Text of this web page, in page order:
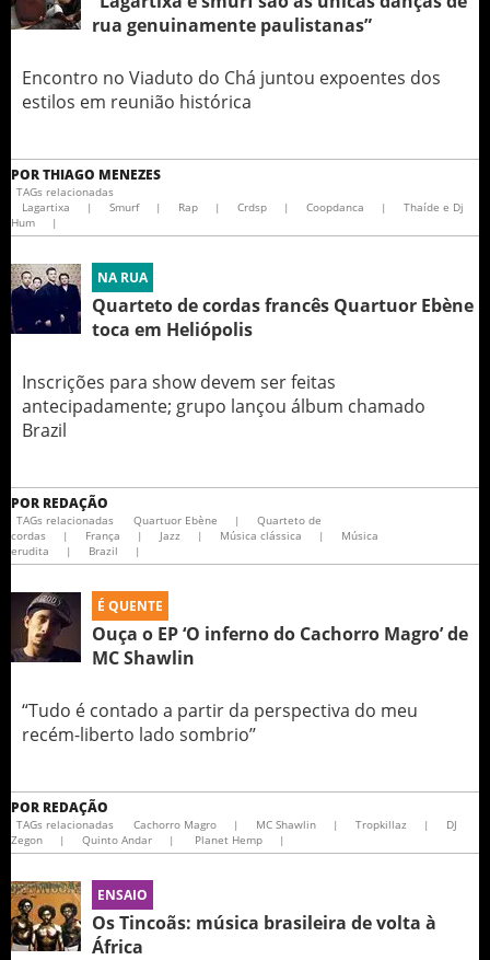
rua genuinamente paulistanas”
Encontro no Viaduto do Chá juntou expoentes dos
estilos em reunião histórica
PORTHIAGO MENEZES
TAGs relacionadas
Lagartixa
| Smurf | Rap | Crdsp | Coopdanca |
Thaíde e Dj
Hum
|
NA RUA
Quarteto de cordas francês Quartuor Ebène
toca em Heliópolis
Inscrições para show devem ser feitas
antecipadamente; grupo lançou álbum chamado
Brazil
POR REDAÇÃO
TAGs relacionadas Quartuor Ebène |
Quarteto de
cordas
| França | Jazz | Música clássica |
Música
erudita
| Brazil |
É QUENTE
Ouça o EP ‘O inferno do Cachorro Magro’ de
MC Shawlin
“Tudo é contado a partir da perspectiva do meu
recém-liberto lado sombrio’’
POR REDAÇÃO
TAGs relacionadas Cachorro Magro | MC Shawlin | Tropkillaz |
DJ
Zegon
| Quinto Andar | Planet Hemp |
ENSAIO
Os Tincoãs: música brasileira de volta à
África